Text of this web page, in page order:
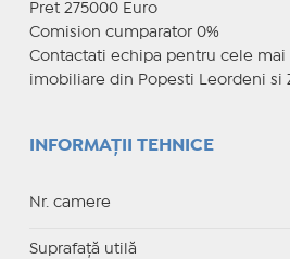
Pret 275000 Euro
Comision cumparator 0%
Contactati echipa pentru cele mai
imobiliare din Popesti Leordeni si
INFORMAȚII TEHNICE
Nr. camere
Suprafaţă utilă